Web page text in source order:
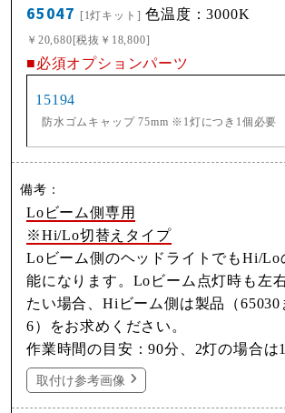
65047 [1灯キット] 色温度：3000K
￥20,680[税抜￥18,800]
■必須オプションパーツ
15194
防水ゴムキャップ 75mm ※1灯につき1個必要
Loビーム側専用
※Hi/Lo切替えタイプ
Loビーム側のヘッドライトでもHi/Lo
能になります。Loビーム点灯時も左
たい場合、Hiビーム側は製品（65030
6）をお求めください。
作業時間の目安：90分、2灯の場合は
取付け参考画像